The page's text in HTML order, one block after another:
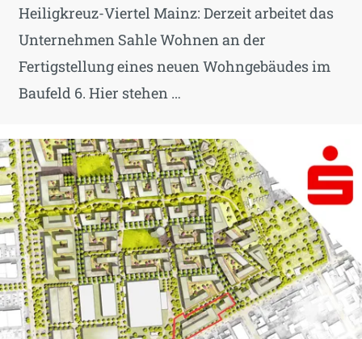
Heiligkreuz-Viertel Mainz: Derzeit arbeitet das
Unternehmen Sahle Wohnen an der
Fertigstellung eines neuen Wohngebäudes im
Baufeld 6. Hier stehen …